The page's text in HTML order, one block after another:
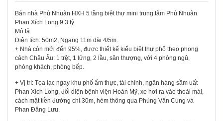
Bán nhà Phú Nhuận HXH 5 tầng biệt thự mini trung tâm Phú Nhuận
Phan Xích Long 9.3 tỷ.
Mô tả:
Diện tích: 50m2, Ngang 11m dài 4/5m.
+ Nhà còn mới đến 95%, được thiết kế kiểu biệt thự phố theo phong
cách Châu Âu: 1 trệt, 1 lửng, 2 lầu, sân thượng, với 4 phòng ngủ,
phòng khách, phòng bếp.
+ Vị trí: Tọa lạc ngay khu phố ẩm thực, tài chính, ngân hàng sầm uất
Phan Xích Long, đối diện bệnh viện Hoàn Mỹ, xe hơi ra vào thoải mái,
cách mặt tiền đường chỉ 30m, hẻm thông qua Phùng Văn Cung và
Phan Đăng Lưu.